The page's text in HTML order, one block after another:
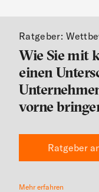
Ratgeber:
Wie Sie mit
einen
vorne
Ratgeber
Mehr erfahren